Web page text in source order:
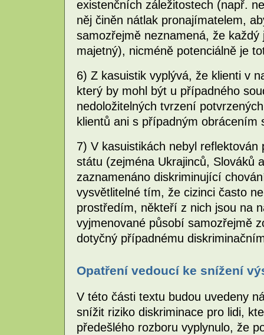
existenčních záležitostech (např.
něj činěn nátlak pronajímatelem,
samozřejmě neznamená, že
majetný), nicméně potenciálně je
6) Z kasuistik vyplývá, že klienti v
který by mohl být u případného
nedoložitelných tvrzení
klientů ani s případným obrácením
7) V kasuistikách nebyl
státu (zejména Ukrajinců, Slováků
zaznamenáno diskriminující
vysvětlitelné tím, že cizinci často
prostředím, někteří z nich jsou na
vyjmenované působí samozřejmě
dotyčný případnému
Opatření vedoucí ke snížení
V této části textu budou uvedeny
snížit riziko diskriminace pro lidi,
předešlého rozboru vyplynulo, že